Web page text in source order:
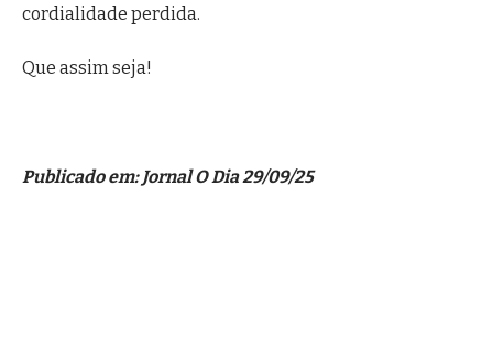
cordialidade perdida.
Que assim seja!
Publicado em: Jornal O Dia 29/09/25